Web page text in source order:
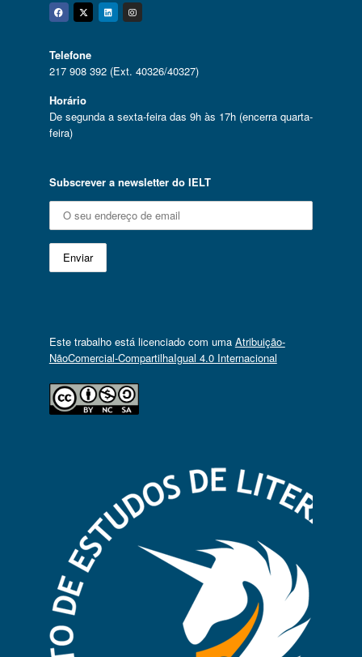
Facebook
Twitter
Linkedin
Instagram
Telefone
217 908 392 (Ext. 40326/40327)
Horário
De segunda a sexta-feira das 9h às 17h (encerra quarta-
feira)
Subscrever a newsletter do IELT
Este trabalho está licenciado com uma Atribuição-
NãoComercial-CompartilhaIgual 4.0 Internacional